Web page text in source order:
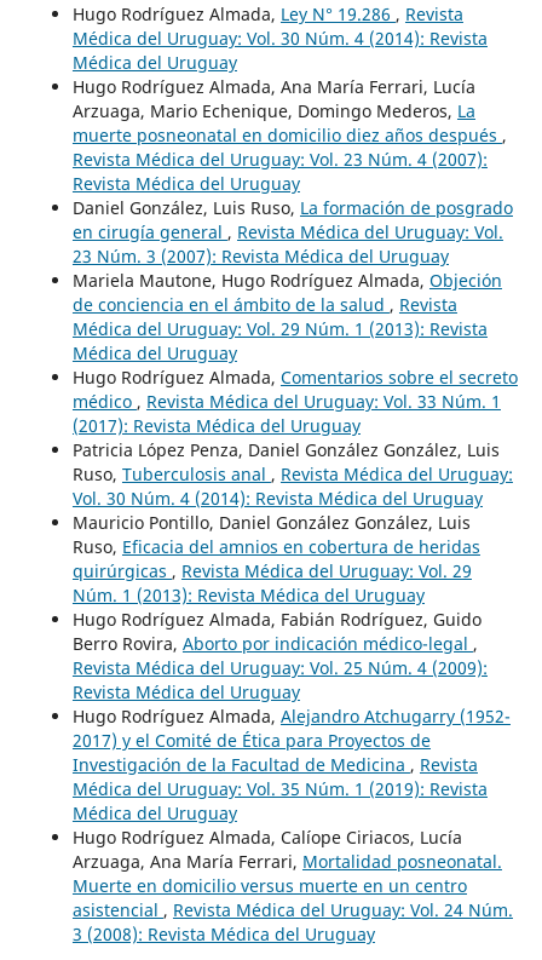
Hugo Rodríguez Almada, Ley N° 19.286 , Revista
Médica del Uruguay: Vol. 30 Núm. 4 (2014): Revista
Médica del Uruguay
Hugo Rodríguez Almada, Ana María Ferrari, Lucía
Arzuaga, Mario Echenique, Domingo Mederos, La
muerte posneonatal en domicilio diez años después ,
Revista Médica del Uruguay: Vol. 23 Núm. 4 (2007):
Revista Médica del Uruguay
Daniel González, Luis Ruso, La formación de posgrado
en cirugía general , Revista Médica del Uruguay: Vol.
23 Núm. 3 (2007): Revista Médica del Uruguay
Mariela Mautone, Hugo Rodríguez Almada, Objeción
de conciencia en el ámbito de la salud , Revista
Médica del Uruguay: Vol. 29 Núm. 1 (2013): Revista
Médica del Uruguay
Hugo Rodríguez Almada, Comentarios sobre el secreto
médico , Revista Médica del Uruguay: Vol. 33 Núm. 1
(2017): Revista Médica del Uruguay
Patricia López Penza, Daniel González González, Luis
Ruso, Tuberculosis anal , Revista Médica del Uruguay:
Vol. 30 Núm. 4 (2014): Revista Médica del Uruguay
Mauricio Pontillo, Daniel González González, Luis
Ruso, Eficacia del amnios en cobertura de heridas
quirúrgicas , Revista Médica del Uruguay: Vol. 29
Núm. 1 (2013): Revista Médica del Uruguay
Hugo Rodríguez Almada, Fabián Rodríguez, Guido
Berro Rovira, Aborto por indicación médico-legal ,
Revista Médica del Uruguay: Vol. 25 Núm. 4 (2009):
Revista Médica del Uruguay
Hugo Rodríguez Almada, Alejandro Atchugarry (1952-
2017) y el Comité de Ética para Proyectos de
Investigación de la Facultad de Medicina , Revista
Médica del Uruguay: Vol. 35 Núm. 1 (2019): Revista
Médica del Uruguay
Hugo Rodríguez Almada, Calíope Ciriacos, Lucía
Arzuaga, Ana María Ferrari, Mortalidad posneonatal.
Muerte en domicilio versus muerte en un centro
asistencial , Revista Médica del Uruguay: Vol. 24 Núm.
3 (2008): Revista Médica del Uruguay